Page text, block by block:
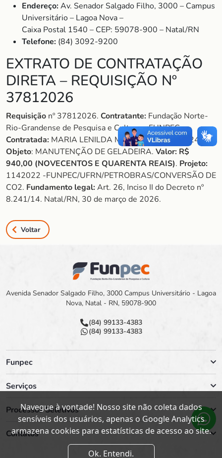
Endereço:Av. Senador Salgado Filho, 3000 – Campus
Universitário – Lagoa Nova –
Caixa Postal 1540 – CEP: 59078-900 – Natal/RN
Telefone: (84) 3092-9200
EXTRATO DE CONTRATAÇÃO
DIRETA – REQUISIÇÃO Nº
37812026
Requisição nº 37812026. Contratante: Fundação Norte-
Rio-Grandense de Pesquisa e Cultura – FUNPEC.
Contratada: MARIA LENILDA MARINHO 84987332434.
Objeto: MANUTENÇÃO DE GELADEIRA. Valor: R$
940,00 (NOVECENTOS E QUARENTA REAIS). Projeto:
1142022 -FUNPEC/UFRN/PETROBRAS/CONVERSÃO DE
CO2. Fundamento legal:Art. 26, Inciso II do Decreto nº
8.241/14. Natal/RN, 30 de março de 2026.
Voltar
Avenida Senador Salgado Filho, 3000 Campus Universitário - Lagoa
Nova, Natal - RN, 59078-900
(84) 99133-4383
(84) 99133-4383
Funpec
Serviços
Processos Seletivos
Contatos
Navegue à vontade! Nosso site não coleta dados
sensíveis dos usuários, apenas o Google Analytics
armazena cookies para estatísticas de acesso ao site.
Ok. Entendi.